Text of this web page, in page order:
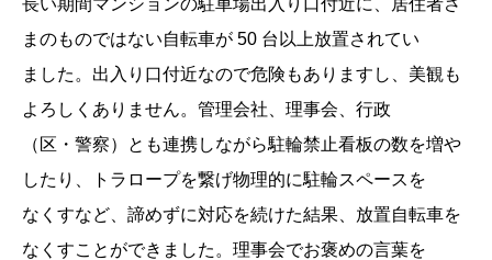
まのものではない自転車が 50 台以上放置されてい
ました。出入り口付近なので危険もありますし、美観も
よろしくありません。管理会社、理事会、行政
（区・警察）とも連携しながら駐輪禁止看板の数を増や
したり、トラロープを繋げ物理的に駐輪スペースを
なくすなど、諦めずに対応を続けた結果、放置自転車を
なくすことができました。理事会でお褒めの言葉を